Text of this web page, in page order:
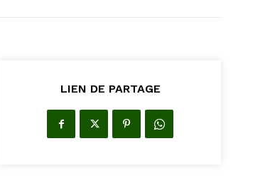
LIEN DE PARTAGE